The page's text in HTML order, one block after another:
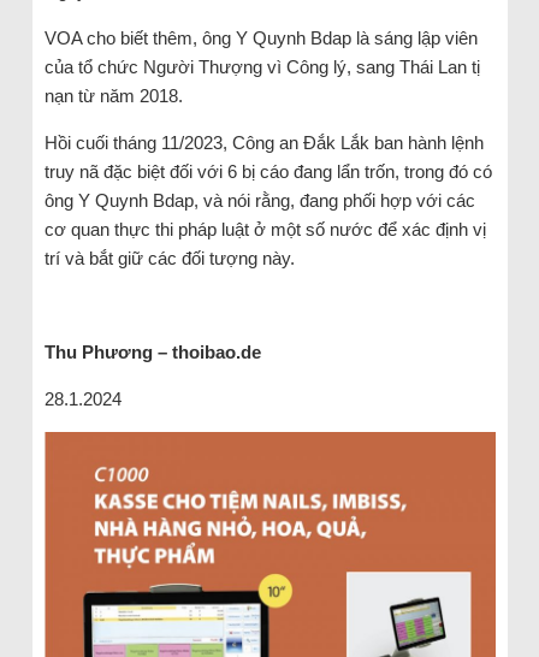
VOA cho biết thêm, ông Y Quynh Bdap là sáng lập viên
của tổ chức Người Thượng vì Công lý, sang Thái Lan tị
nạn từ năm 2018.
Hồi cuối tháng 11/2023, Công an Đắk Lắk ban hành lệnh
truy nã đặc biệt đối với 6 bị cáo đang lẩn trốn, trong đó có
ông Y Quynh Bdap, và nói rằng, đang phối hợp với các
cơ quan thực thi pháp luật ở một số nước để xác định vị
trí và bắt giữ các đối tượng này.
Thu Phương – thoibao.de
28.1.2024